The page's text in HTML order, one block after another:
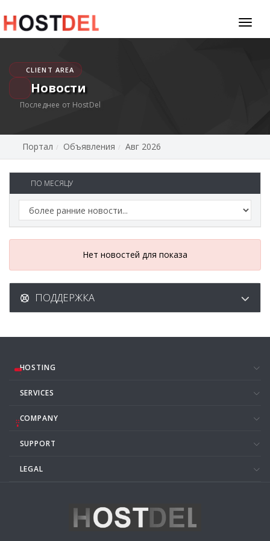
CLIENT AREA
Новости
Последнее от HostDel
Портал Объявления Авг 2026
ПО МЕСЯЦУ
Нет новостей для показа
ПОДДЕРЖКА
HOSTING
SERVICES
COMPANY
SUPPORT
LEGAL